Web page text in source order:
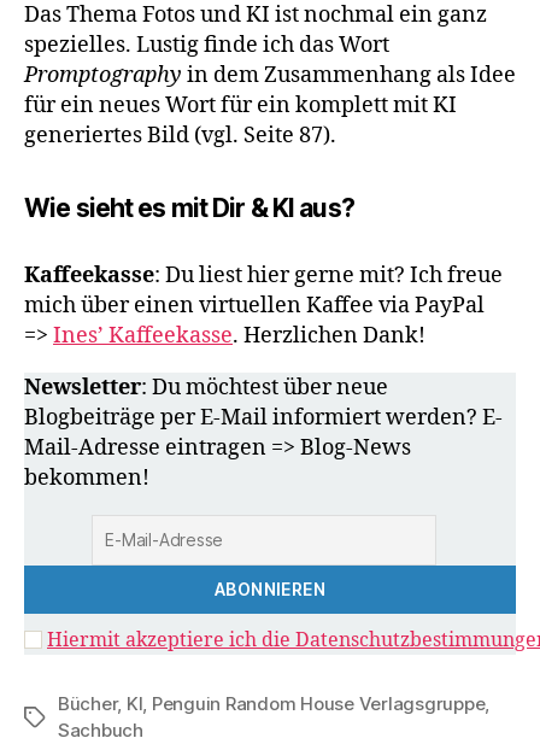
Das Thema Fotos und KI ist nochmal ein ganz
spezielles. Lustig finde ich das Wort
Promptography in dem Zusammenhang als Idee
für ein neues Wort für ein komplett mit KI
generiertes Bild (vgl. Seite 87).
Wie sieht es mit Dir & KI aus?
Kaffeekasse: Du liest hier gerne mit? Ich freue
mich über einen virtuellen Kaffee via PayPal
=> Ines’ Kaffeekasse. Herzlichen Dank!
Newsletter: Du möchtest über neue
Blogbeiträge per E-Mail informiert werden? E-
Mail-Adresse eintragen => Blog-News
bekommen!
Hiermit akzeptiere ich die
Schlagwörter
Bücher, KI, Penguin Random House Verlagsgruppe,
Sachbuch